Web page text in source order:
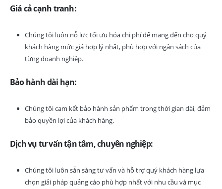
Giá cả cạnh tranh:
Chúng tôi luôn nỗ lực tối ưu hóa chi phí để mang đến cho quý
khách hàng mức giá hợp lý nhất, phù hợp với ngân sách của
từng doanh nghiệp.
Bảo hành dài hạn:
Chúng tôi cam kết bảo hành sản phẩm trong thời gian dài, đảm
bảo quyền lợi của khách hàng.
Dịch vụ tư vấn tận tâm, chuyên nghiệp:
Chúng tôi luôn sẵn sàng tư vấn và hỗ trợ quý khách hàng lựa
chọn giải pháp quảng cáo phù hợp nhất với nhu cầu và mục